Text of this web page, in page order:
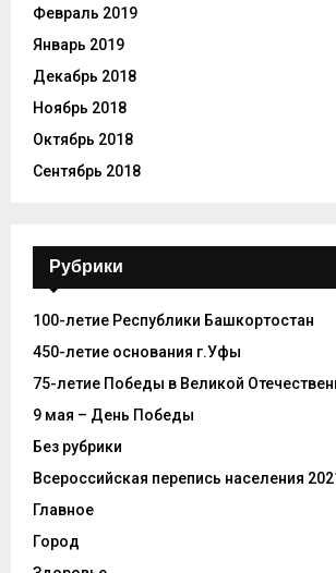
Февраль 2019
Январь 2019
Декабрь 2018
Ноябрь 2018
Октябрь 2018
Сентябрь 2018
Рубрики
100-летие Республики Башкортостан
450-летие основания г.Уфы
75-летие Победы в Великой
9 мая – День Победы
Без рубрики
Всероссийская перепись населения
Главное
Город